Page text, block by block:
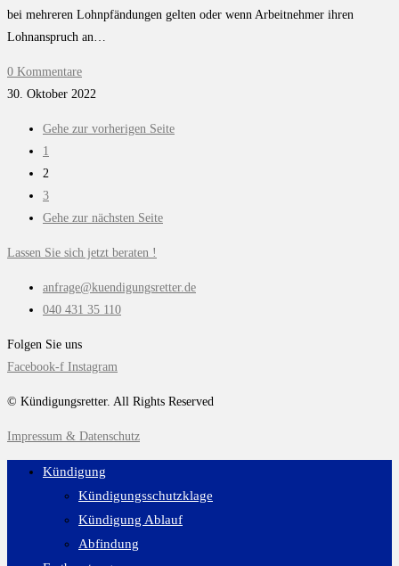
bei mehreren Lohnpfändungen gelten oder wenn Arbeitnehmer ihren
Lohnanspruch an…
0 Kommentare
30. Oktober 2022
Gehe zur vorherigen Seite
1
2
3
Gehe zur nächsten Seite
Lassen Sie sich jetzt beraten !
anfrage@kuendigungsretter.de
040 431 35 110
Folgen Sie uns
Facebook-f Instagram
© Kündigungsretter. All Rights Reserved
Impressum & Datenschutz
Kündigung
Kündigungsschutzklage
Kündigung Ablauf
Abfindung